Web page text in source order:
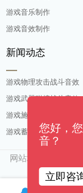
游戏音乐制作
游戏音效制作
新闻动态
游戏物理攻击战斗音效
游戏武器碰撞战斗音效
游戏施法吟唱战斗音效
游戏蓄力攻击战斗音效
网站地图
您好，
音？
立即咨